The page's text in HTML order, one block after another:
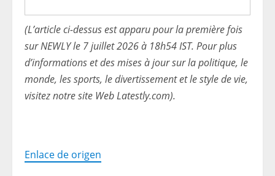
(L’article ci-dessus est apparu pour la première fois
sur NEWLY le 7 juillet 2026 à 18h54 IST. Pour plus
d’informations et des mises à jour sur la politique, le
monde, les sports, le divertissement et le style de vie,
visitez notre site Web Latestly.com).
Enlace de origen